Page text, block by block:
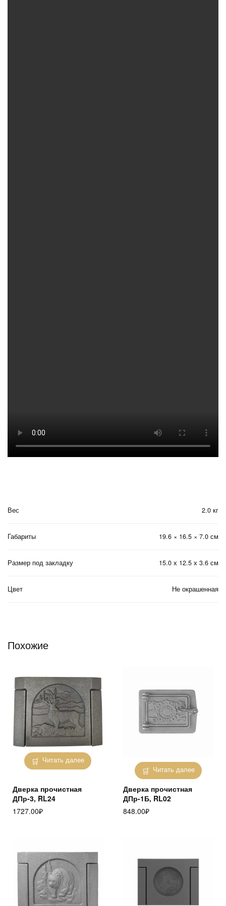
Вес 2.0 кг
Габариты 19.6 × 16.5 × 7.0 см
Размер под закладку 15.0 х 12.5 х 3.6 см
Цвет Не окрашенная
Похожие
Читать далее
Дверка прочистная
ДПр-3, RL24
1727.00₽
Читать далее
Дверка прочистная
ДПр-1Б, RL02
848.00₽